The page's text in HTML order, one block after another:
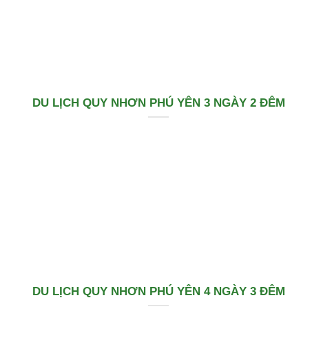
DU LỊCH QUY NHƠN PHÚ YÊN 3 NGÀY 2 ĐÊM
DU LỊCH QUY NHƠN PHÚ YÊN 4 NGÀY 3 ĐÊM